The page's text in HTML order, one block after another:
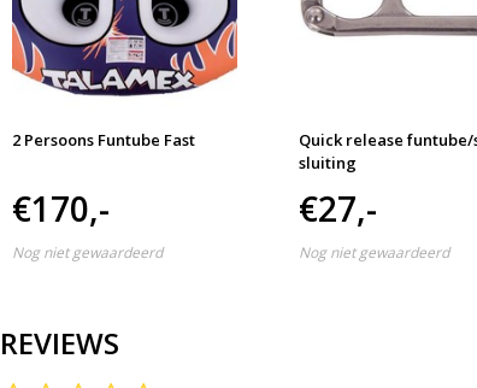
2 Persoons Funtube Fast
€170,-
Nog niet gewaardeerd
Quick release funtube/
sluiting
€27,-
Nog niet gewaardeerd
REVIEWS